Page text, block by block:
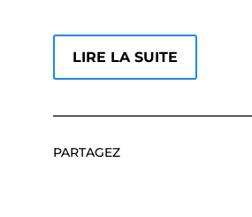
LIRE LA SUITE
PARTAGEZ